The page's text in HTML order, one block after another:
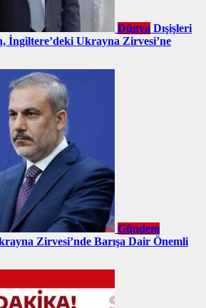
Dünya Dışişleri
İngiltere’deki Ukrayna Zirvesi’ne
Gündem
Zirvesi’nde Barışa Dair Önemli